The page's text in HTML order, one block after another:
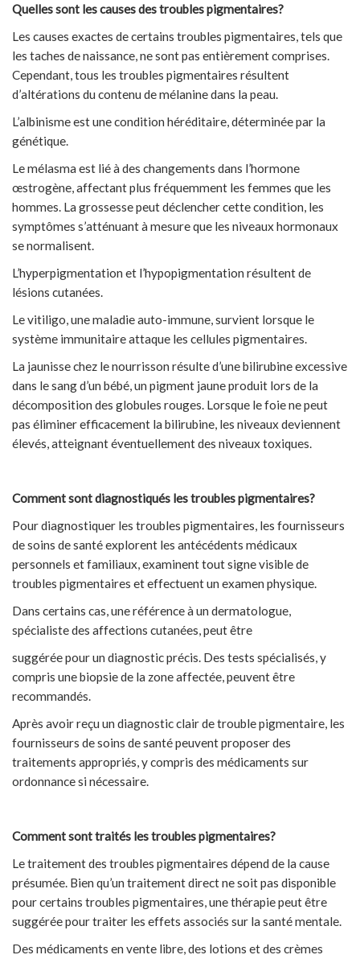
Quelles sont les causes des troubles pigmentaires?
Les causes exactes de certains troubles pigmentaires, tels que
les taches de naissance, ne sont pas entièrement comprises.
Cependant, tous les troubles pigmentaires résultent
d’altérations du contenu de mélanine dans la peau.
L’albinisme est une condition héréditaire, déterminée par la
génétique.
Le mélasma est lié à des changements dans l’hormone
œstrogène, affectant plus fréquemment les femmes que les
hommes. La grossesse peut déclencher cette condition, les
symptômes s’atténuant à mesure que les niveaux hormonaux
se normalisent.
L’hyperpigmentation et l’hypopigmentation résultent de
lésions cutanées.
Le vitiligo, une maladie auto-immune, survient lorsque le
système immunitaire attaque les cellules pigmentaires.
La jaunisse chez le nourrisson résulte d’une bilirubine excessive
dans le sang d’un bébé, un pigment jaune produit lors de la
décomposition des globules rouges. Lorsque le foie ne peut
pas éliminer efficacement la bilirubine, les niveaux deviennent
élevés, atteignant éventuellement des niveaux toxiques.
Comment sont diagnostiqués les troubles pigmentaires?
Pour diagnostiquer les troubles pigmentaires, les fournisseurs
de soins de santé explorent les antécédents médicaux
personnels et familiaux, examinent tout signe visible de
troubles pigmentaires et effectuent un examen physique.
Dans certains cas, une référence à un dermatologue,
spécialiste des affections cutanées, peut être
suggérée pour un diagnostic précis. Des tests spécialisés, y
compris une biopsie de la zone affectée, peuvent être
recommandés.
Après avoir reçu un diagnostic clair de trouble pigmentaire, les
fournisseurs de soins de santé peuvent proposer des
traitements appropriés, y compris des médicaments sur
ordonnance si nécessaire.
Comment sont traités les troubles pigmentaires?
Le traitement des troubles pigmentaires dépend de la cause
présumée. Bien qu’un traitement direct ne soit pas disponible
pour certains troubles pigmentaires, une thérapie peut être
suggérée pour traiter les effets associés sur la santé mentale.
Des médicaments en vente libre, des lotions et des crèmes